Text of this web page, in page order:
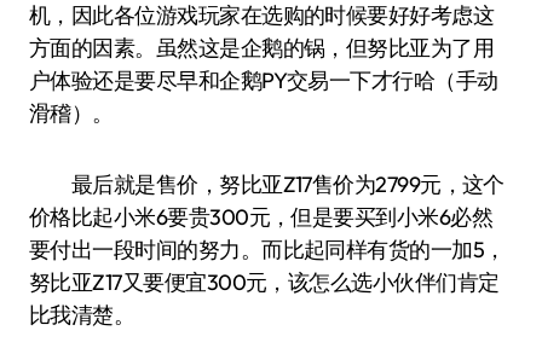
机，因此各位游戏玩家在选购的时候要好好考虑这
方面的因素。虽然这是企鹅的锅，但努比亚为了用
户体验还是要尽早和企鹅PY交易一下才行哈（手动
滑稽）。
最后就是售价，努比亚Z17售价为2799元，这个
价格比起小米6要贵300元，但是要买到小米6必然
要付出一段时间的努力。而比起同样有货的一加5，
努比亚Z17又要便宜300元，该怎么选小伙伴们肯定
比我清楚。